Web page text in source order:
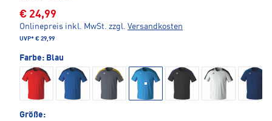
€ 24,99
Onlinepreis inkl. MwSt. zzgl. Versandkosten
UVP* € 29,99
Farbe: Blau
Größe: